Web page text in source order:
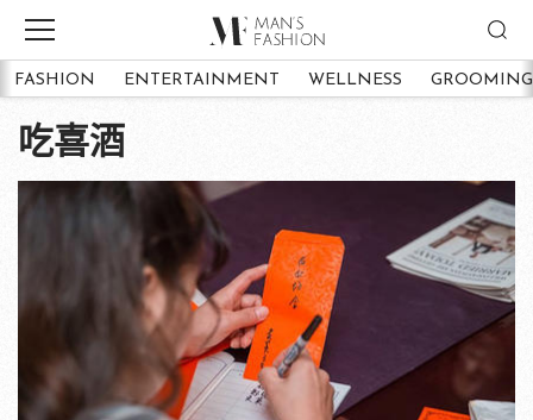
FASHION ENTERTAINMENT WELLNESS GROOMING
吃喜酒